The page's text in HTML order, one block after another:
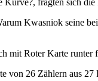
Kwasniok seine
mit Roter Karte runter
26 Zählern aus